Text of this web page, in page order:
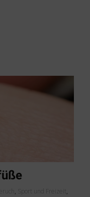
, Sport und Freizeit,